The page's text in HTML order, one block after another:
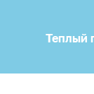
Теплый